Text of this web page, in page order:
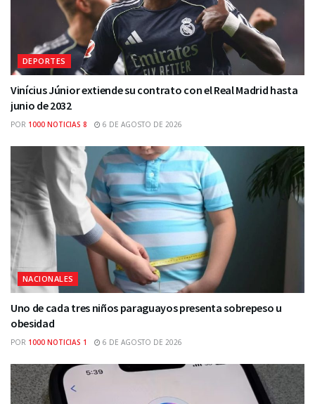
DEPORTES
Vinícius Júnior extiende su contrato con el Real Madrid hasta
junio de 2032
POR 1000 NOTICIAS 8 6 DE AGOSTO DE 2026
NACIONALES
Uno de cada tres niños paraguayos presenta sobrepeso u
obesidad
POR 1000 NOTICIAS 1 6 DE AGOSTO DE 2026